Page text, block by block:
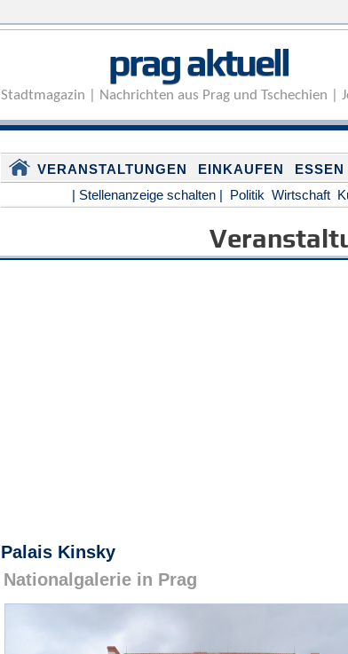
prag aktuell
Stadtmagazin | Nachrichten aus Prag und Tschechien |
VERANSTALTUNGEN EINKAUFEN
| Stellenanzeige schalten | Politik Wirtschaft
Palais Kinsky
Nationalgalerie in Prag